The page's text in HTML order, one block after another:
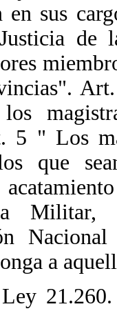
sus
de
5 " Los
que
Militar,
a